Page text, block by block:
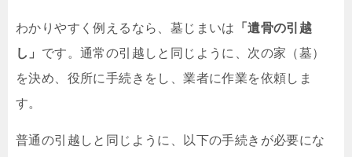
わかりやすく例えるなら、墓じまいは
「遺骨の引越
し」 です。通常の引越しと同じように、次の家（墓）
を決め、役所に手続きをし、業者に作業を依頼しま
す。
普通の引越しと同じように、以下の手続きが必要にな